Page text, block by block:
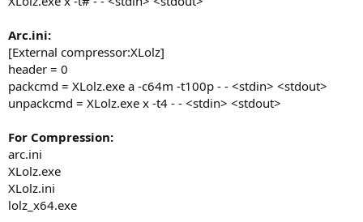
Arc.ini:
[External compressor:XLolz]
header = 0
packcmd = XLolz.exe a -c64m -t100p - - <stdin> <stdout>
unpackcmd = XLolz.exe x -t4 - - <stdin> <stdout>
For Compression:
arc.ini
XLolz.exe
XLolz.ini
lolz_x64.exe